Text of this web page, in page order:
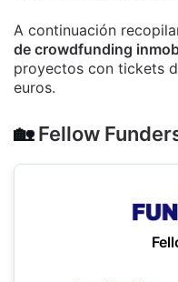
A continuación
de crowdfunding
proyectos con tickets
euros.
🏡Fellow